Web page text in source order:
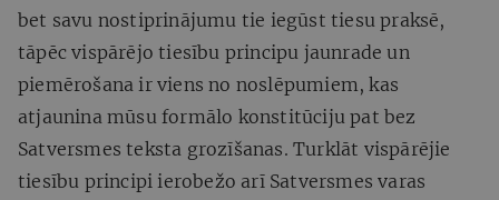
bet savu nostiprinājumu tie iegūst tiesu praksē,
tāpēc vispārējo tiesību principu jaunrade un
piemērošana ir viens no noslēpumiem, kas
atjaunina mūsu formālo konstitūciju pat bez
Satversmes teksta grozīšanas. Turklāt vispārējie
tiesību principi ierobežo arī Satversmes varas